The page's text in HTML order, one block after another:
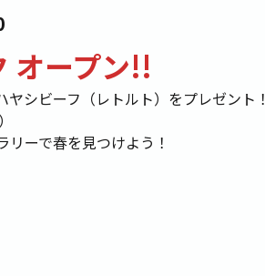
オープン!!
シビーフ（レトルト）をプレゼント！
ーで春を見つけよう！